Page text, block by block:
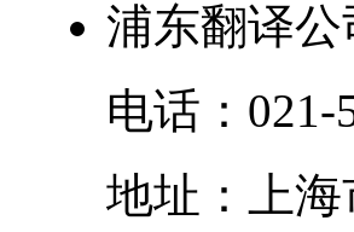
浦东翻译公
电话： 021-
地址：
上